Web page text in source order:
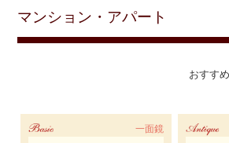
マンション・アパート
おすす
一面鏡